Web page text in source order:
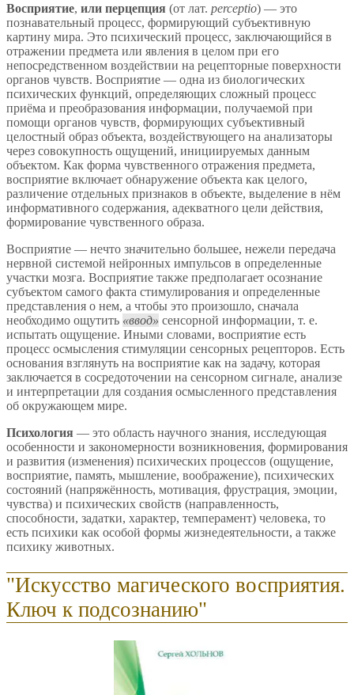
Восприятие, или перцепция (от лат. perceptio) — это
познавательный процесс, формирующий субъективную
картину мира. Это психический процесс, заключающийся в
отражении предмета или явления в целом при его
непосредственном воздействии на рецепторные поверхности
органов чувств. Восприятие — одна из биологических
психических функций, определяющих сложный процесс
приёма и преобразования информации, получаемой при
помощи органов чувств, формирующих субъективный
целостный образ объекта, воздействующего на анализаторы
через совокупность ощущений, инициируемых данным
объектом. Как форма чувственного отражения предмета,
восприятие включает обнаружение объекта как целого,
различение отдельных признаков в объекте, выделение в нём
информативного содержания, адекватного цели действия,
формирование чувственного образа.
Восприятие — нечто значительно большее, нежели передача
нервной системой нейронных импульсов в определенные
участки мозга. Восприятие также предполагает осознание
субъектом самого факта стимулирования и определенные
представления о нем, а чтобы это произошло, сначала
необходимо ощутить
ввод
сенсорной информации, т. е.
испытать ощущение. Иными словами, восприятие есть
процесс осмысления стимуляции сенсорных рецепторов. Есть
основания взглянуть на восприятие как на задачу, которая
заключается в сосредоточении на сенсорном сигнале, анализе
и интерпретации для создания осмысленного представления
об окружающем мире.
Психология — это область научного знания, исследующая
особенности и закономерности возникновения, формирования
и развития (изменения) психических процессов (ощущение,
восприятие, память, мышление, воображение), психических
состояний (напряжённость, мотивация, фрустрация, эмоции,
чувства) и психических свойств (направленность,
способности, задатки, характер, темперамент) человека, то
есть психики как особой формы жизнедеятельности, а также
психику животных.
"Искусство магического восприятия.
Ключ к подсознанию"